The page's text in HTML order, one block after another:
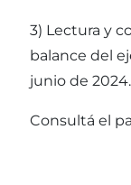
3) Lectura y
balance del
junio de 2024.
Consultá el